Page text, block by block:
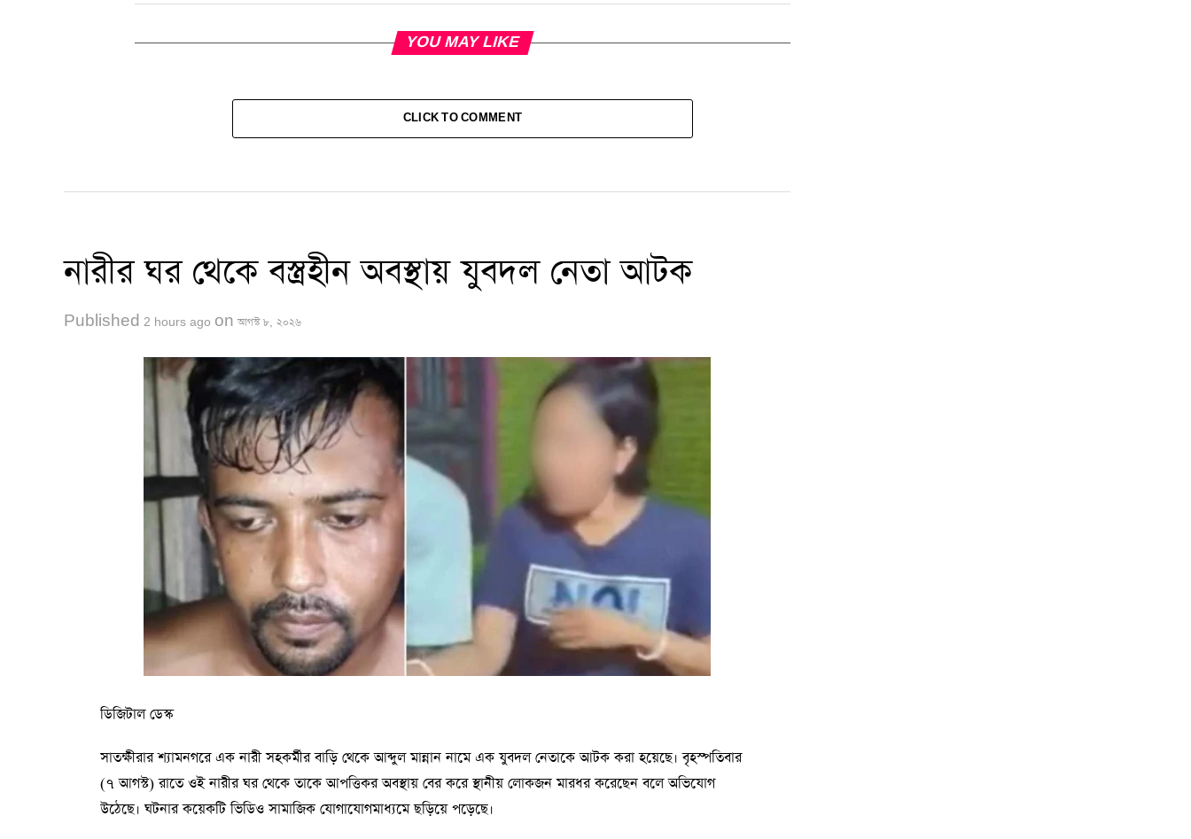
YOU MAY LIKE
CLICK TO COMMENT
নারীর ঘর থেকে বস্ত্রহীন অবস্থায় যুবদল নেতা আটক
Published 2 hours ago on আগস্ট ৮, ২০২৬
ডিজিটাল ডেস্ক
সাতক্ষীরার শ্যামনগরে এক নারী সহকর্মীর বাড়ি থেকে আব্দুল মান্নান নামে এক যুবদল নেতাকে আটক করা হয়েছে। বৃহস্পতিবার
(৭ আগস্ট) রাতে ওই নারীর ঘর থেকে তাকে আপত্তিকর অবস্থায় বের করে স্থানীয় লোকজন মারধর করেছেন বলে অভিযোগ
উঠেছে। ঘটনার কয়েকটি ভিডিও সামাজিক যোগাযোগমাধ্যমে ছড়িয়ে পড়েছে।